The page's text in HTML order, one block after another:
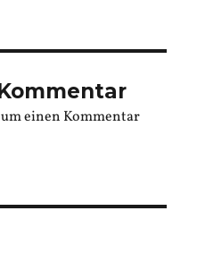
einen Kommentar